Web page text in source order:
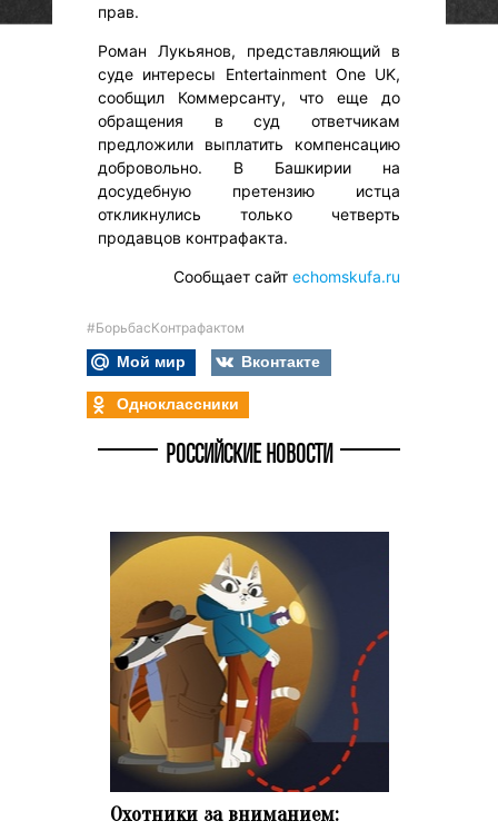
прав.
Роман Лукьянов, представляющий в
суде интересы Entertainment One UK,
сообщил Коммерсанту, что еще до
обращения в суд ответчикам
предложили выплатить компенсацию
добровольно. В Башкирии на
досудебную претензию истца
откликнулись только четверть
продавцов контрафакта.
Сообщает сайт echomskufa.ru
#БорьбасКонтрафактом
Мой мир
Вконтакте
Одноклассники
РОССИЙСКИЕ НОВОСТИ
Охотники за вниманием: